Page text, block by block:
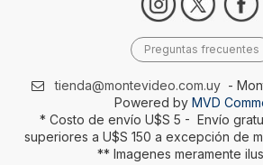
Preguntas frecuentes
tienda@montevideo.com.uy -
Powered by MVD
* Costo de envío U$S 5 - Envío
superiores a U$S 150 a excepción de
** Imagenes meramente